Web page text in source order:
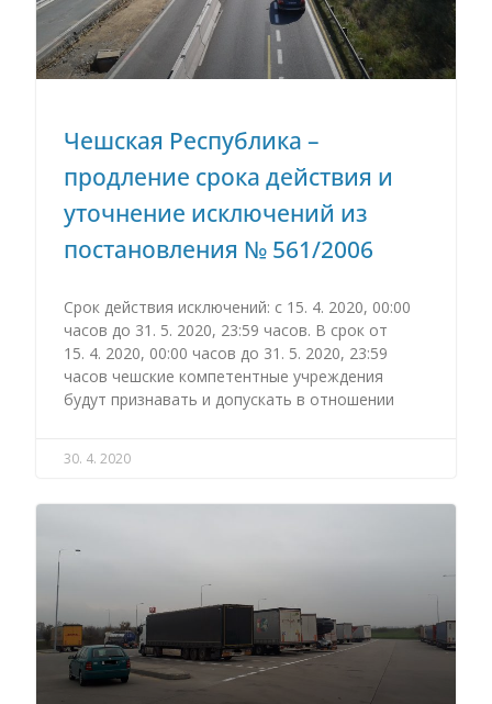
Чешская Республика –
продление срока действия и
уточнение исключений из
постановления № 561/2006
Срок действия исключений: с 15. 4. 2020, 00:00
часов до 31. 5. 2020, 23:59 часов. В срок от
15. 4. 2020, 00:00 часов до 31. 5. 2020, 23:59
часов чешские компетентные учреждения
будут признавать и допускать в отношении
30. 4. 2020